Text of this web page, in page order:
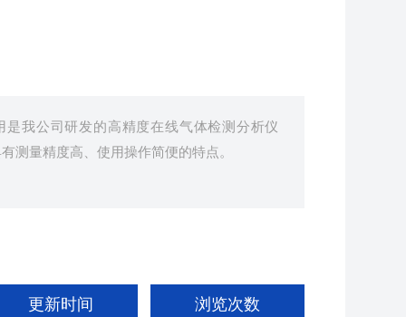
我公司研发的高精度在线气体检测分析仪
测量精度高、使用操作简便的特点。
更新时间 浏览次数